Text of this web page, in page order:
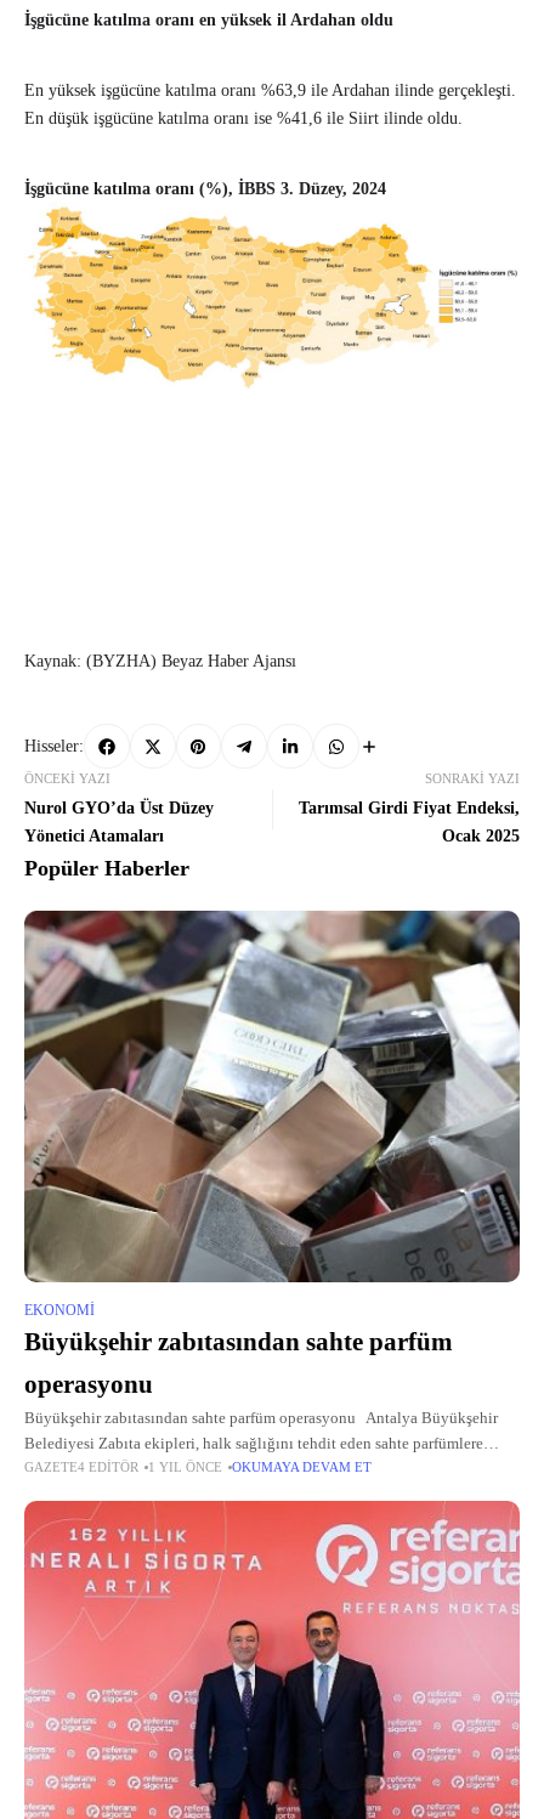
İşgücüne katılma oranı en yüksek il Ardahan oldu
En yüksek işgücüne katılma oranı %63,9 ile Ardahan ilinde gerçekleşti.
En düşük işgücüne katılma oranı ise %41,6 ile Siirt ilinde oldu.
İşgücüne katılma oranı (%), İBBS 3. Düzey, 2024
Kaynak: (BYZHA) Beyaz Haber Ajansı
Hisseler:
ÖNCEKI YAZI
Nurol GYO’da Üst Düzey
Yönetici Atamaları
SONRAKI YAZI
Tarımsal Girdi Fiyat Endeksi,
Ocak 2025
Popüler Haberler
EKONOMI
Büyükşehir zabıtasından sahte parfüm
operasyonu
Büyükşehir zabıtasından sahte parfüm operasyonu Antalya Büyükşehir
Belediyesi Zabıta ekipleri, halk sağlığını tehdit eden sahte parfümlere
yönelik denetimlerini sürdürüyor.
GAZETE4 EDITÖR 1 YIL ÖNCE OKUMAYA DEVAM ET